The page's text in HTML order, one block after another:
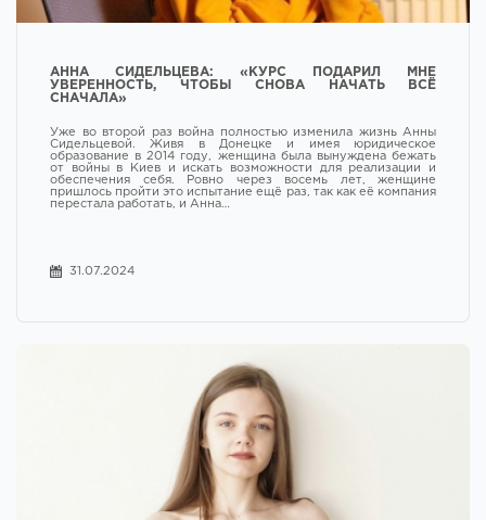
АННА СИДЕЛЬЦЕВА: «КУРС ПОДАРИЛ МНЕ
УВЕРЕННОСТЬ, ЧТОБЫ СНОВА НАЧАТЬ ВСЁ
СНАЧАЛА»
Уже во второй раз война полностью изменила жизнь Анны
Сидельцевой. Живя в Донецке и имея юридическое
образование в 2014 году, женщина была вынуждена бежать
от войны в Киев и искать возможности для реализации и
обеспечения себя. Ровно через восемь лет, женщине
пришлось пройти это испытание ещё раз, так как её компания
перестала работать, и Анна…
31.07.2024